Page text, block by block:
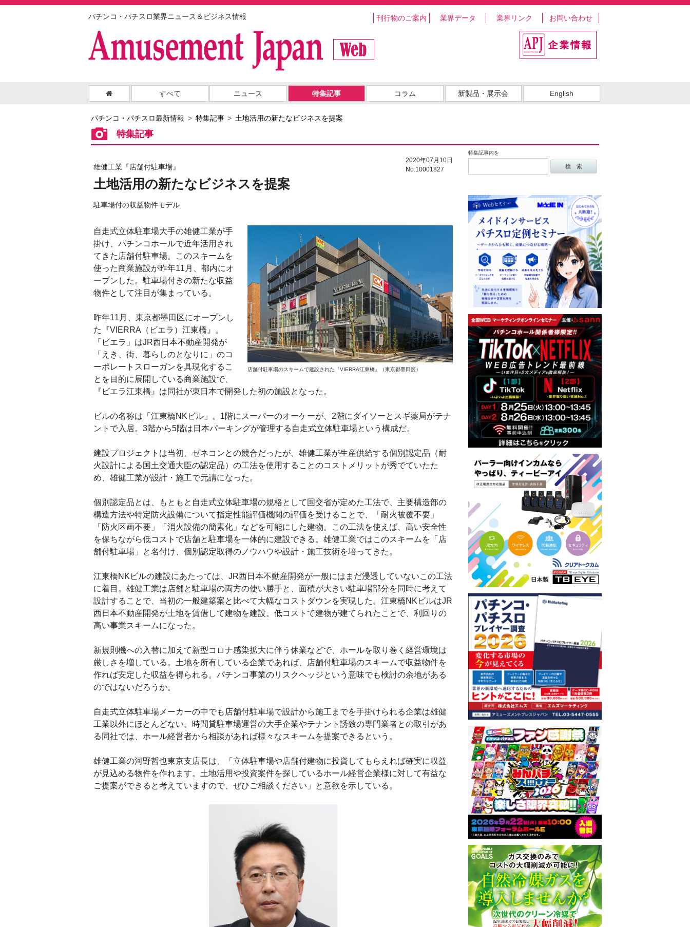
パチンコ・パチスロ業界ニュース＆ビジネス情報 刊行物のご案内 業界データ 業界リンク お問い合わせ
すべて ニュース 特集記事 コラム 新製品・展示会 English
パチンコ・パチスロ最新情報 特集記事 土地活用の新たなビジネスを提案
特集記事
特集記事内を
2020年07月10日
No.10001827
雄健工業『店舗付駐車場』
土地活用の新たなビジネスを提案
駐車場付の収益物件モデル
店舗付駐車場のスキームで建設された『VIERRA江東橋』（東京都墨田区）
自走式立体駐車場大手の雄健工業が手
掛け、パチンコホールで近年活用され
てきた店舗付駐車場。このスキームを
使った商業施設が昨年11月、都内にオ
ープンした。駐車場付きの新たな収益
物件として注目が集まっている。
昨年11月、東京都墨田区にオープンし
た『VIERRA（ビエラ）江東橋』。
「ビエラ」はJR西日本不動産開発が
「えき、街、暮らしのとなりに」のコ
ーポレートスローガンを具現化するこ
とを目的に展開している商業施設で、
『ビエラ江東橋』は同社が東日本で開発した初の施設となった。
ビルの名称は「江東橋NKビル」。1階にスーパーのオーケーが、2階にダイソーとスギ薬局がテナ
ントで入居。3階から5階は日本パーキングが管理する自走式立体駐車場という構成だ。
建設プロジェクトは当初、ゼネコンとの競合だったが、雄健工業が生産供給する個別認定品（耐
火設計による国土交通大臣の認定品）の工法を使用することのコストメリットが秀でていたた
め、雄健工業が設計・施工で元請になった。
個別認定品とは、もともと自走式立体駐車場の規格として国交省が定めた工法で、主要構造部の
構造方法や特定防火設備について指定性能評価機関の評価を受けることで、「耐火被覆不要」
「防火区画不要」「消火設備の簡素化」などを可能にした建物。この工法を使えば、高い安全性
を保ちながら低コストで店舗と駐車場を一体的に建設できる。雄健工業ではこのスキームを「店
舗付駐車場」と名付け、個別認定取得のノウハウや設計・施工技術を培ってきた。
江東橋NKビルの建設にあたっては、JR西日本不動産開発が一般にはまだ浸透していないこの工法
に着目。雄健工業は店舗と駐車場の両方の使い勝手と、面積が大きい駐車場部分を同時に考えて
設計することで、当初の一般建築案と比べて大幅なコストダウンを実現した。江東橋NKビルはJR
西日本不動産開発が土地を賃借して建物を建設。低コストで建物が建てられたことで、利回りの
高い事業スキームになった。
新規則機への入替に加えて新型コロナ感染拡大に伴う休業などで、ホールを取り巻く経営環境は
厳しさを増している。土地を所有している企業であれば、店舗付駐車場のスキームで収益物件を
作れば安定した収益を得られる。パチンコ事業のリスクヘッジという意味でも検討の余地がある
のではないだろうか。
自走式立体駐車場メーカーの中でも店舗付駐車場で設計から施工までを手掛けられる企業は雄健
工業以外にほとんどない。時間貸駐車場運営の大手企業やテナント誘致の専門業者との取引があ
る同社では、ホール経営者から相談があれば様々なスキームを提案できるという。
雄健工業の河野哲也東京支店長は、「立体駐車場や店舗付建物に投資してもらえれば確実に収益
が見込める物件を作れます。土地活用や投資案件を探しているホール経営企業様に対して有益な
ご提案ができると考えていますので、ぜひご相談ください」と意欲を示している。